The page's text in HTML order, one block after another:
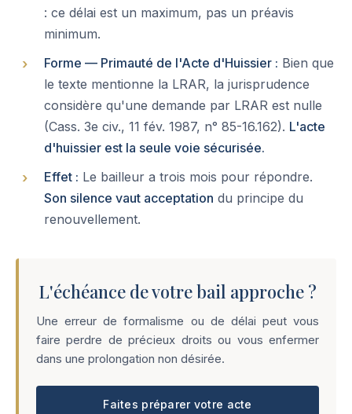
: ce délai est un maximum, pas un préavis
minimum.
Forme — Primauté de l'Acte d'Huissier : Bien que
le texte mentionne la LRAR, la jurisprudence
considère qu'une demande par LRAR est nulle
(Cass. 3e civ., 11 fév. 1987, n° 85-16.162). L'acte
d'huissier est la seule voie sécurisée.
Effet : Le bailleur a trois mois pour répondre.
Son silence vaut acceptation du principe du
renouvellement.
L'échéance de votre bail approche ?
Une erreur de formalisme ou de délai peut vous
faire perdre de précieux droits ou vous enfermer
dans une prolongation non désirée.
Faites préparer votre acte